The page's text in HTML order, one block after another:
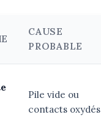
CAUSE
PROBABLE
Pile vide ou
contacts oxydés